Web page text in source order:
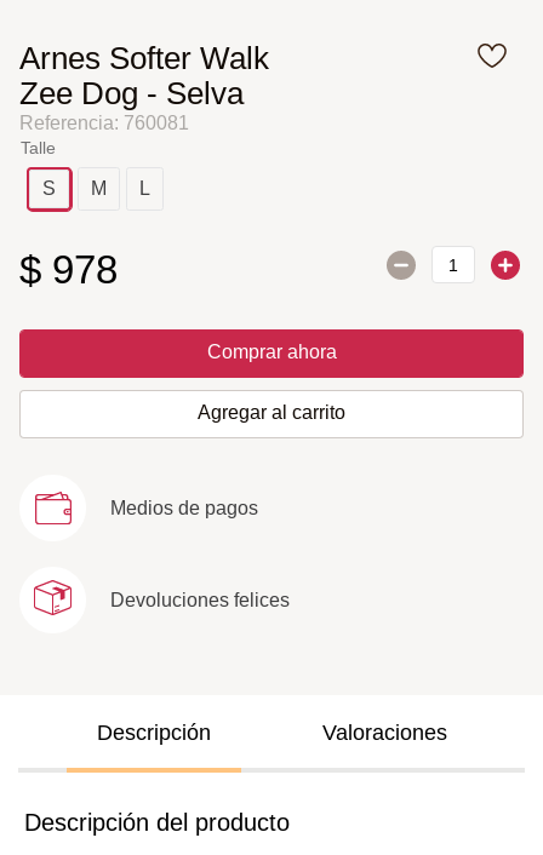
Arnes Softer Walk
Zee Dog - Selva
Referencia: 760081
Talle
S M L
$ 978
Comprar ahora
Agregar al carrito
Medios de pagos
Devoluciones felices
Descripción Valoraciones
Descripción del producto